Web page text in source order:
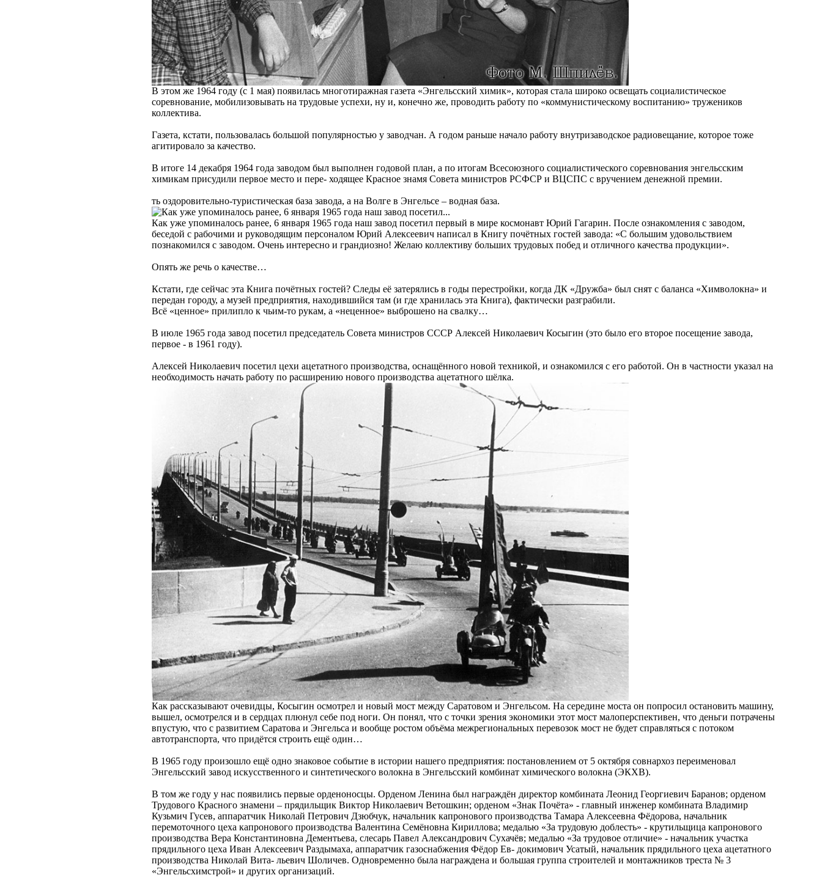
В этом же 1964 году (с 1 мая) появилась многотиражная газета «Энгельсский химик», которая стала широко освещать социалистическое
соревнование, мобилизовывать на трудовые успехи, ну и, конечно же, проводить работу по «коммунистическому воспитанию» тружеников
коллектива.
Газета, кстати, пользовалась большой популярностью у заводчан. А годом раньше начало работу внутризаводское радиовещание, которое тоже
агитировало за качество.
В итоге 14 декабря 1964 года заводом был выполнен годовой план, а по итогам Всесоюзного социалистического соревнования энгельсским
химикам присудили первое место и пере- ходящее Красное знамя Совета министров РСФСР и ВЦСПС с вручением денежной премии.
ть оздоровительно-туристическая база завода, а на Волге в Энгельсе – водная база.
Как уже упоминалось ранее, 6 января 1965 года наш завод посетил первый в мире космонавт Юрий Гагарин. После ознакомления с заводом,
беседой с рабочими и руководящим персоналом Юрий Алексеевич написал в Книгу почётных гостей завода: «С большим удовольствием
познакомился с заводом. Очень интересно и грандиозно! Желаю коллективу больших трудовых побед и отличного качества продукции».
Опять же речь о качестве…
Кстати, где сейчас эта Книга почётных гостей? Следы её затерялись в годы перестройки, когда ДК «Дружба» был снят с баланса «Химволокна» и
передан городу, а музей предприятия, находившийся там (и где хранилась эта Книга), фактически разграбили.
Всё «ценное» прилипло к чьим-то рукам, а «неценное» выброшено на свалку…
В июле 1965 года завод посетил председатель Совета министров СССР Алексей Николаевич Косыгин (это было его второе посещение завода,
первое - в 1961 году).
Алексей Николаевич посетил цехи ацетатного производства, оснащённого новой техникой, и ознакомился с его работой. Он в частности указал на
необходимость начать работу по расширению нового производства ацетатного шёлка.
Как рассказывают очевидцы, Косыгин осмотрел и новый мост между Саратовом и Энгельсом. На середине моста он попросил остановить машину,
вышел, осмотрелся и в сердцах плюнул себе под ноги. Он понял, что с точки зрения экономики этот мост малоперспективен, что деньги потрачены
впустую, что с развитием Саратова и Энгельса и вообще ростом объёма межрегиональных перевозок мост не будет справляться с потоком
автотранспорта, что придётся строить ещё один…
В 1965 году произошло ещё одно знаковое событие в истории нашего предприятия: постановлением от 5 октября совнархоз переименовал
Энгельсский завод искусственного и синтетического волокна в Энгельсский комбинат химического волокна (ЭКХВ).
В том же году у нас появились первые орденоносцы. Орденом Ленина был награждён директор комбината Леонид Георгиевич Баранов; орденом
Трудового Красного знамени – прядильщик Виктор Николаевич Ветошкин; орденом «Знак Почёта» - главный инженер комбината Владимир
Кузьмич Гусев, аппаратчик Николай Петрович Дзюбчук, начальник капронового производства Тамара Алексеевна Фёдорова, начальник
перемоточного цеха капронового производства Валентина Семёновна Кириллова; медалью «За трудовую доблесть» - крутильщица капронового
производства Вера Константиновна Дементьева, слесарь Павел Александрович Сухачёв; медалью «За трудовое отличие» - начальник участка
прядильного цеха Иван Алексеевич Раздымаха, аппаратчик газоснабжения Фёдор Ев- докимович Усатый, начальник прядильного цеха ацетатного
производства Николай Вита- льевич Шоличев. Одновременно была награждена и большая группа строителей и монтажников треста № 3
«Энгельсхимстрой» и других организаций.